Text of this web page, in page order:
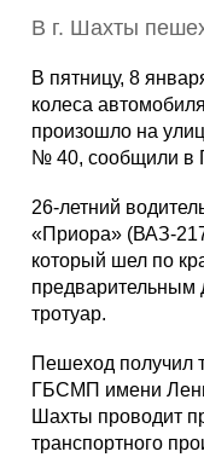
В г. Шахты
В пятницу, 8
колеса
произошло на
№ 40, сообщили в
26-летний
«Приора» (ВАЗ-
который шел по
предварительным
тротуар.
Пешеход получил
ГБСМП имени
Шахты проводит
транспортного